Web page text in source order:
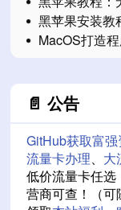
黑苹果安装教
MacOS打造
📄 公告
GitHub获取富
流量卡办理、 大
低价流量卡任
营商可查！（可